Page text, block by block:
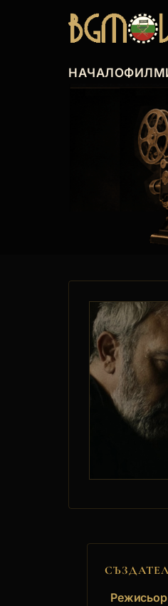
НАЧАЛО
Режисьор